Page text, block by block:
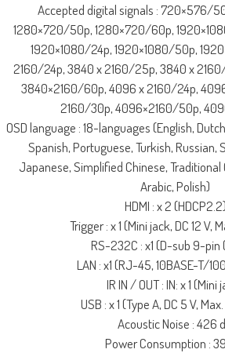
Accepted digital signals : 720×576/
1280×720/50p, 1280×720/60p,
1920×1080/24p, 1920×1080/50p,
2160/24p, 3840 x 2160/25p, 3840 x
3840×2160/60p, 4096 x 2160/24p,
2160/30p, 4096×2160/50p,
OSD language : 18-languages (English,
Spanish, Portuguese, Turkish, Russian,
Japanese, Simplified Chinese, Traditional
Arabic, Polish)
HDMI : x 2 (HDCP2.2)
Trigger : x 1 (Mini jack, DC 12 V,
RS-232C : x1 (D-sub 9-pin
LAN : x1 (RJ-45, 10BASE-T/
IR IN / OUT : IN: x 1 (Mini
USB : x 1 (Type A, DC 5 V,
Acoustic Noise : 426
Power Consumption :